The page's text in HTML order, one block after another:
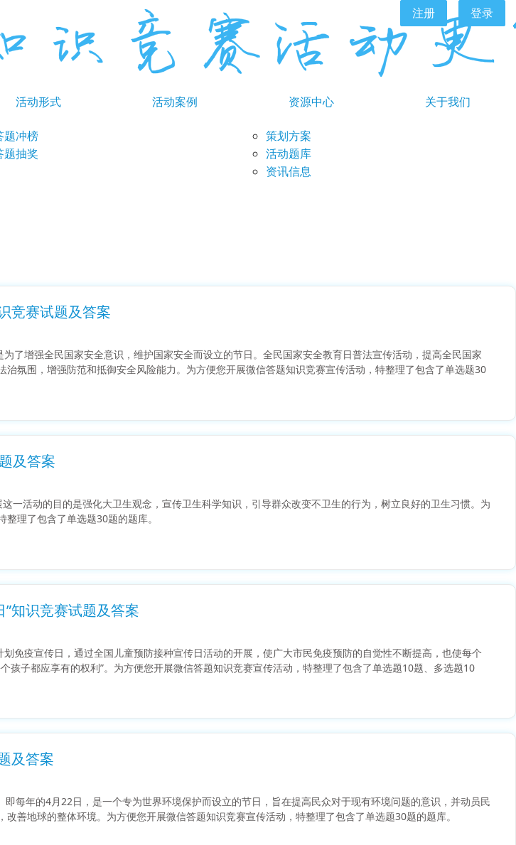
注册 登录
活动形式
题冲榜
题抽奖
活动案例 资源中心
策划方案
活动题库
资讯信息
关于我们
竞赛试题及答案
了增强全民国家安全意识，维护国家安全而设立的节日。全民国家安全教育日普法宣传活动，提高全民国家
治氛围，增强防范和抵御安全风险能力。为方便您开展微信答题知识竞赛宣传活动，特整理了包含了单选题30
及答案
一活动的目的是强化大卫生观念，宣传卫生科学知识，引导群众改变不卫生的行为，树立良好的卫生习惯。为
理了包含了单选题30题的题库。
知识竞赛试题及答案
划免疫宣传日，通过全国儿童预防接种宣传日活动的开展，使广大市民免疫预防的自觉性不断提高，也使每个
孩子都应享有的权利”。为方便您开展微信答题知识竞赛宣传活动，特整理了包含了单选题10题、多选题10
及答案
每年的4月22日，是一个专为世界环境保护而设立的节日，旨在提高民众对于现有环境问题的意识，并动员民
善地球的整体环境。为方便您开展微信答题知识竞赛宣传活动，特整理了包含了单选题30题的题库。